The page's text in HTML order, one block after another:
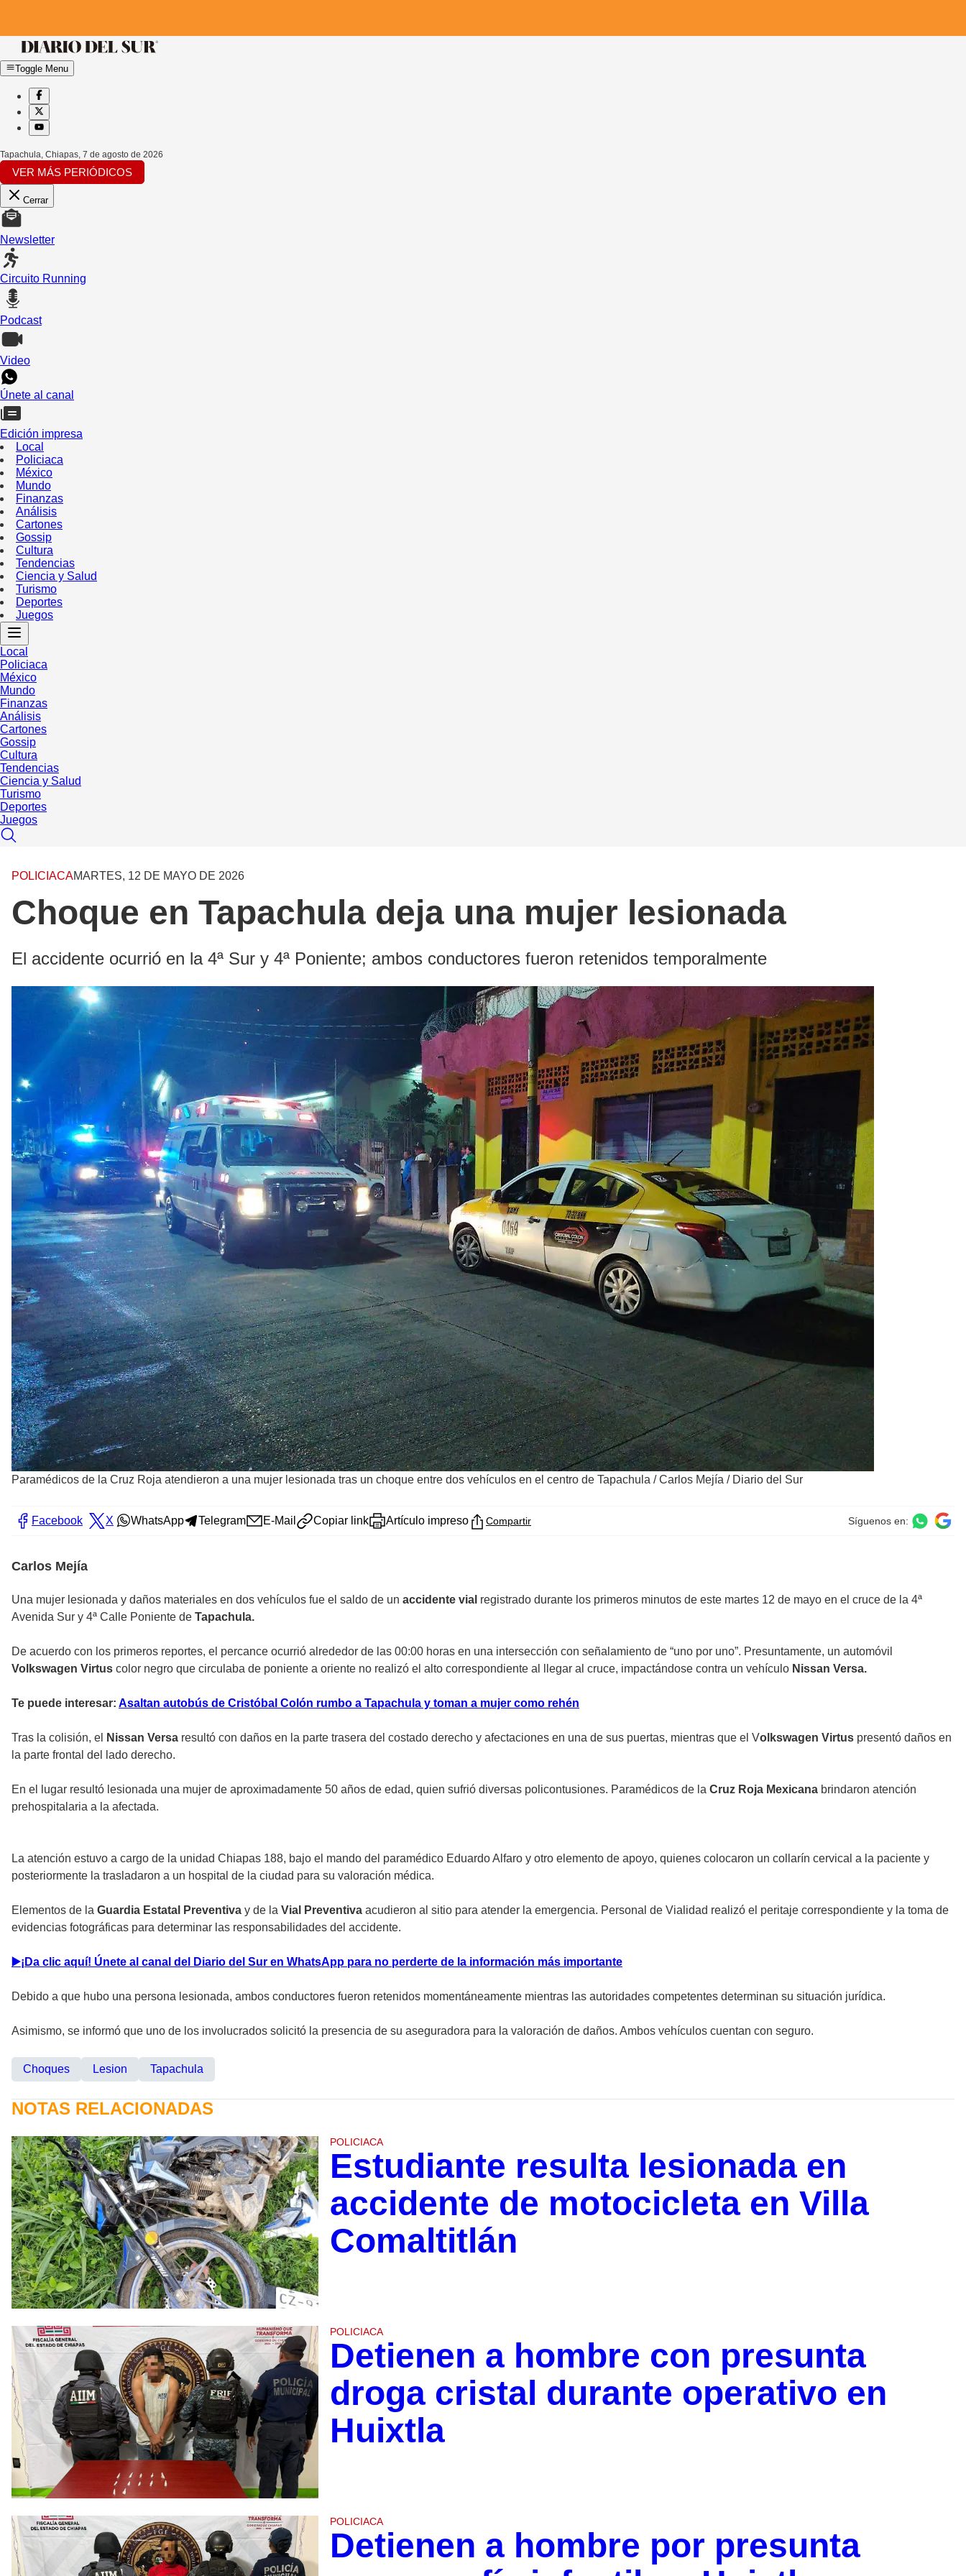
Toggle Menu
Tapachula, Chiapas, 7 de agosto de 2026
VER MÁS PERIÓDICOS
Cerrar
Newsletter
Circuito Running
Podcast
Video
Únete al canal
Edición impresa
Local
Policiaca
México
Mundo
Finanzas
Análisis
Cartones
Gossip
Cultura
Tendencias
Ciencia y Salud
Turismo
Deportes
Juegos
Local
Policiaca
México
Mundo
Finanzas
Análisis
Cartones
Gossip
Cultura
Tendencias
Ciencia y Salud
Turismo
Deportes
Juegos
POLICIACAMARTES, 12 DE MAYO DE 2026
Choque en Tapachula deja una mujer lesionada
El accidente ocurrió en la 4ª Sur y 4ª Poniente; ambos conductores fueron retenidos temporalmente
Paramédicos de la Cruz Roja atendieron a una mujer lesionada tras un choque entre dos vehículos en el centro de Tapachula /Carlos Mejía / Diario del Sur
Facebook X WhatsApp Telegram E-Mail Copiar link Artículo impreso Compartir Síguenos en:
Carlos Mejía
Una mujer lesionada y daños materiales en dos vehículos fue el saldo de un accidente vial registrado durante los primeros minutos de este martes 12 de mayo en el cruce de la 4ª
Avenida Sur y 4ª Calle Poniente de Tapachula.
De acuerdo con los primeros reportes, el percance ocurrió alrededor de las 00:00 horas en una intersección con señalamiento de “uno por uno”. Presuntamente, un automóvil
Volkswagen Virtus color negro que circulaba de poniente a oriente no realizó el alto correspondiente al llegar al cruce, impactándose contra un vehículo Nissan Versa.
Te puede interesar: Asaltan autobús de Cristóbal Colón rumbo a Tapachula y toman a mujer como rehén
Tras la colisión, el Nissan Versa resultó con daños en la parte trasera del costado derecho y afectaciones en una de sus puertas, mientras que el Volkswagen Virtus presentó daños en
la parte frontal del lado derecho.
En el lugar resultó lesionada una mujer de aproximadamente 50 años de edad, quien sufrió diversas policontusiones. Paramédicos de la Cruz Roja Mexicana brindaron atención
prehospitalaria a la afectada.
La atención estuvo a cargo de la unidad Chiapas 188, bajo el mando del paramédico Eduardo Alfaro y otro elemento de apoyo, quienes colocaron un collarín cervical a la paciente y
posteriormente la trasladaron a un hospital de la ciudad para su valoración médica.
Elementos de la Guardia Estatal Preventiva y de la Vial Preventiva acudieron al sitio para atender la emergencia. Personal de Vialidad realizó el peritaje correspondiente y la toma de
evidencias fotográficas para determinar las responsabilidades del accidente.
▶️¡Da clic aquí! Únete al canal del Diario del Sur en WhatsApp para no perderte de la información más importante
Debido a que hubo una persona lesionada, ambos conductores fueron retenidos momentáneamente mientras las autoridades competentes determinan su situación jurídica.
Asimismo, se informó que uno de los involucrados solicitó la presencia de su aseguradora para la valoración de daños. Ambos vehículos cuentan con seguro.
Choques Lesion Tapachula
NOTAS RELACIONADAS
POLICIACA
Estudiante resulta lesionada en
accidente de motocicleta en Villa
Comaltitlán
POLICIACA
Detienen a hombre con presunta
droga cristal durante operativo en
Huixtla
POLICIACA
Detienen a hombre por presunta